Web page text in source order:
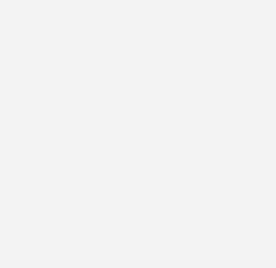
für 719 Megawatt (MW) bei
1,5 Gigawatt (GW) erneut
Vergütungen für 89
Kapazität von 691 MW. Der
betrug 5,15 Cent pro
(durchschnittlicher
beträgt die bezuschlagte
Preis, zu dem maximal geboten
sich die Zuschläge mehr denn je